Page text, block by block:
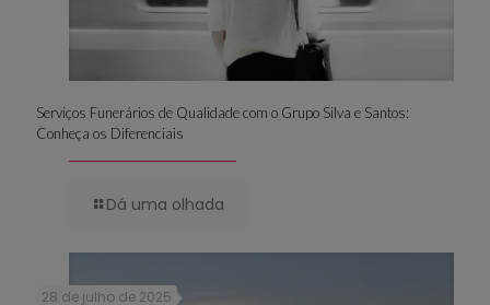
Serviços Funerários de Qualidade com o Grupo Silva e Santos:
Conheça os Diferenciais
Dá uma olhada
28 de julho de 2025